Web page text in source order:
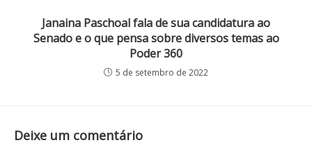
Janaina Paschoal fala de sua candidatura ao
Senado e o que pensa sobre diversos temas ao
Poder 360
5 de setembro de 2022
Deixe um comentário